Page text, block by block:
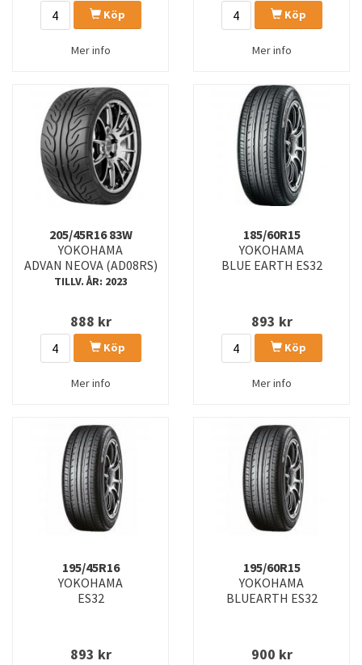
Köp
Mer info
Köp
Mer info
205/45R16 83W
YOKOHAMA
ADVAN NEOVA (AD08RS)
TILLV. ÅR: 2023
888 kr
Köp
Mer info
185/60R15
YOKOHAMA
BLUE EARTH ES32
893 kr
Köp
Mer info
195/45R16
YOKOHAMA
ES32
893 kr
195/60R15
YOKOHAMA
BLUEARTH ES32
900 kr